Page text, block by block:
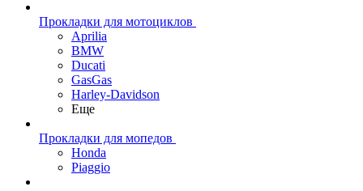
Прокладки для мотоциклов
Aprilia
BMW
Ducati
GasGas
Harley-Davidson
Еще
Прокладки для мопедов
Honda
Piaggio